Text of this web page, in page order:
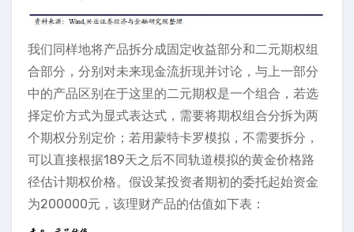
我们同样地将产品拆分成固定收益部分和二元期权组
合部分，分别对未来现金流折现并讨论，与上一部分
中的产品区别在于这里的二元期权是一个组合，若选
择定价方式为显式表达式，需要将期权组合分拆为两
个期权分别定价；若用蒙特卡罗模拟，不需要拆分，
可以直接根据189天之后不同轨道模拟的黄金价格路
径估计期权价格。假设某投资者期初的委托起始资金
为200000元，该理财产品的估值如下表：